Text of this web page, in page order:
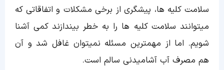
سلامت کلیه ها، پیشگری از برخی مشکلات و اتفاقاتی که
میتوانند سلامت کلیه ها را به خطر بیندازند کمی آشنا
شویم. اما از مهمترین مسئله نمیتوان غافل شد و آن
هم مصرف آب آشامیدنی سالم است.